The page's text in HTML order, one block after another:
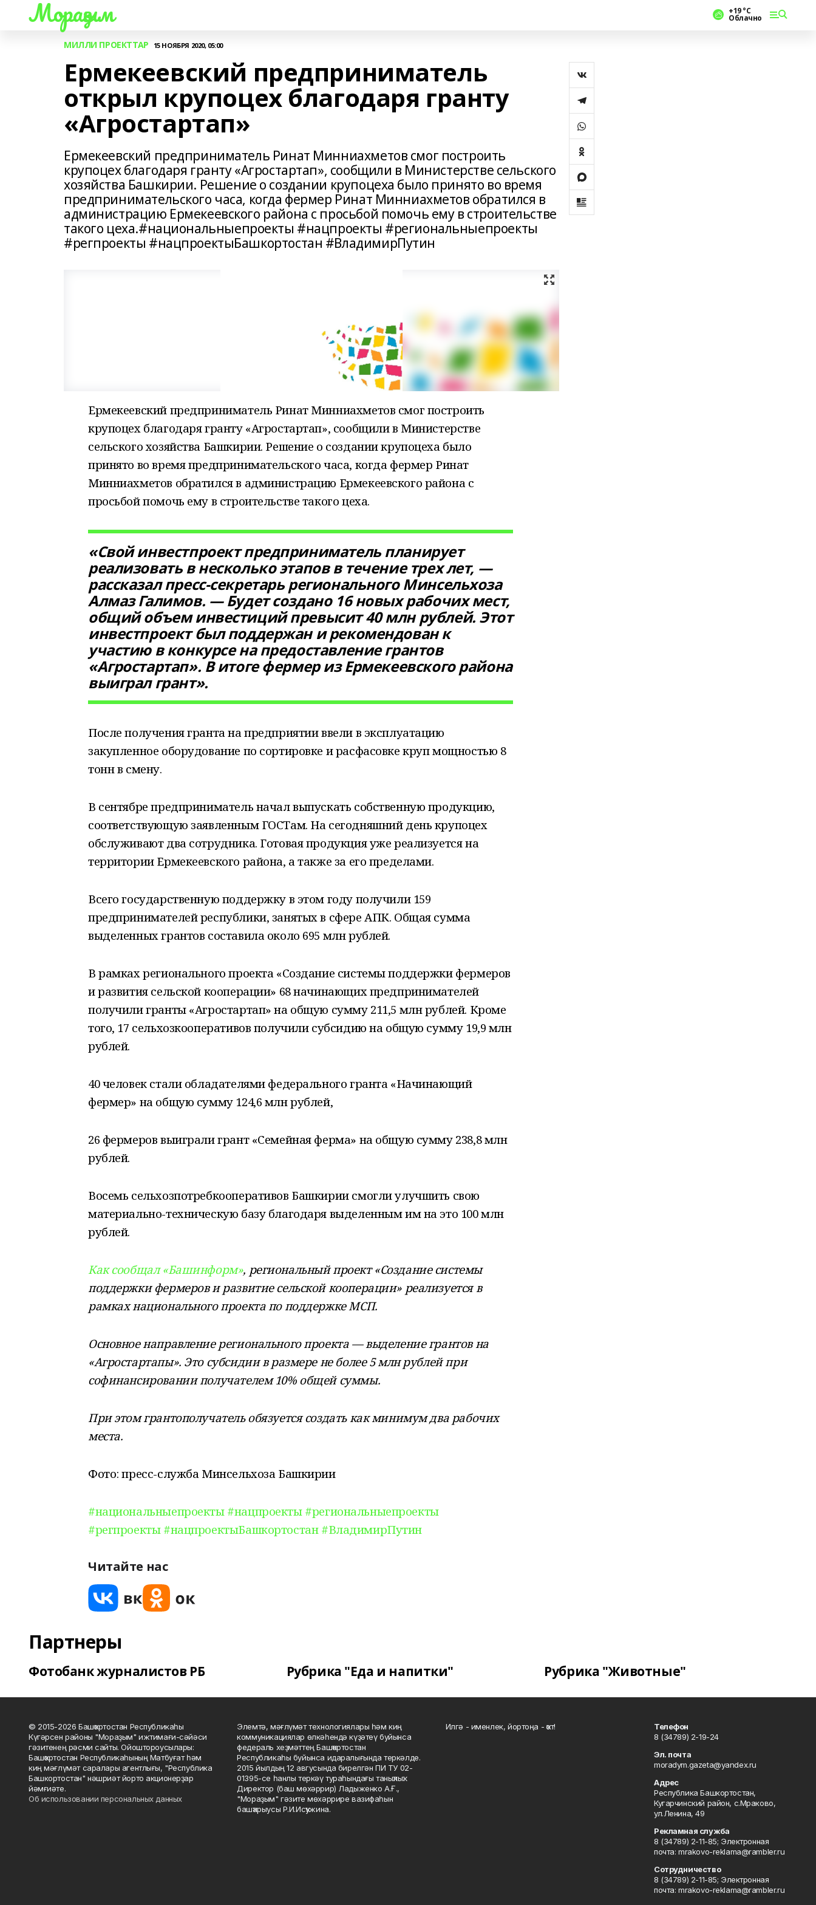
Мораҙым +19 °С
Облачно
МИЛЛИ ПРОЕКТТАР 15 НОЯБРЯ 2020, 05:00
Ермекеевский предприниматель
открыл крупоцех благодаря гранту
«Агростартап»
Ермекеевский предприниматель Ринат Минниахметов смог построить
крупоцех благодаря гранту «Агростартап», сообщили в Министерстве сельского
хозяйства Башкирии. Решение о создании крупоцеха было принято во время
предпринимательского часа, когда фермер Ринат Минниахметов обратился в
администрацию Ермекеевского района с просьбой помочь ему в строительстве
такого цеха.#национальныепроекты #нацпроекты #региональныепроекты
#регпроекты #нацпроектыБашкортостан #ВладимирПутин
Ермекеевский предприниматель Ринат Минниахметов смог построить
крупоцех благодаря гранту «Агростартап», сообщили в Министерстве
сельского хозяйства Башкирии. Решение о создании крупоцеха было
принято во время предпринимательского часа, когда фермер Ринат
Минниахметов обратился в администрацию Ермекеевского района с
просьбой помочь ему в строительстве такого цеха.
«Свой инвестпроект предприниматель планирует
реализовать в несколько этапов в течение трех лет, —
рассказал пресс-секретарь регионального Минсельхоза
Алмаз Галимов. — Будет создано 16 новых рабочих мест,
общий объем инвестиций превысит 40 млн рублей. Этот
инвестпроект был поддержан и рекомендован к
участию в конкурсе на предоставление грантов
«Агростартап». В итоге фермер из Ермекеевского района
выиграл грант».
После получения гранта на предприятии ввели в эксплуатацию
закупленное оборудование по сортировке и расфасовке круп мощностью 8
тонн в смену.
В сентябре предприниматель начал выпускать собственную продукцию,
соответствующую заявленным ГОСТам. На сегодняшний день крупоцех
обслуживают два сотрудника. Готовая продукция уже реализуется на
территории Ермекеевского района, а также за его пределами.
Всего государственную поддержку в этом году получили 159
предпринимателей республики, занятых в сфере АПК. Общая сумма
выделенных грантов составила около 695 млн рублей.
В рамках регионального проекта «Создание системы поддержки фермеров
и развития сельской кооперации» 68 начинающих предпринимателей
получили гранты «Агростартап» на общую сумму 211,5 млн рублей. Кроме
того, 17 сельхозкооперативов получили субсидию на общую сумму 19,9 млн
рублей.
40 человек стали обладателями федерального гранта «Начинающий
фермер» на общую сумму 124,6 млн рублей,
26 фермеров выиграли грант «Семейная ферма» на общую сумму 238,8 млн
рублей.
Восемь сельхозпотребкооперативов Башкирии смогли улучшить свою
материально-техническую базу благодаря выделенным им на это 100 млн
рублей.
Как сообщал «Башинформ», региональный проект «Создание системы
поддержки фермеров и развитие сельской кооперации» реализуется в
рамках национального проекта по поддержке МСП.
Основное направление регионального проекта — выделение грантов на
«Агростартапы». Это субсидии в размере не более 5 млн рублей при
софинансировании получателем 10% общей суммы.
При этом грантополучатель обязуется создать как минимум два рабочих
места.
Фото: пресс-служба Минсельхоза Башкирии
#национальныепроекты #нацпроекты #региональныепроекты
#регпроекты #нацпроектыБашкортостан #ВладимирПутин
Читайте нас
Партнеры
Фотобанк журналистов РБ Рубрика "Еда и напитки" Рубрика "Животные"
© 2015-2026 Башҡортостан Республикаһы
Күгәрсен районы "Мораҙым" ижтимағи-сәйәси
гәзитенең рәсми сайты. Ойоштороусылары:
Башҡортостан Республикаһының Матбуғат һәм
киң мәғлүмәт саралары агентлығы, "Республика
Башкортостан" нәшриәт йорто акционерҙар
йәмғиәте.
Об использовании персональных данных
Элемтә, мәғлүмәт технологиялары һәм киң
коммуникациялар өлкәһендә күҙәтеү буйынса
федераль хеҙмәттең Башҡортостан
Республикаһы буйынса идаралығында теркәлде.
2015 йылдың 12 авгусында бирелгән ПИ ТУ 02-
01395-се һанлы теркәү тураһындағы таныҡлыҡ.
Директор (баш мөхәррир) Ладыженко А.Ғ.,
"Мораҙым" гәзите мөхәррире вазифаһын
башҡарыусы Р.И.Исҡужина.
Илгә - именлек, йортоңа - ҡот!
Телефон
8 (34789) 2-19-24
Эл. почта
moradym.gazeta@yandex.ru
Адрес
Республика Башкортостан,
Кугарчинский район, с.Мраково,
ул.Ленина, 49
Рекламная служба
8 (34789) 2-11-85; Электронная
почта: mrakovo-reklama@rambler.ru
Сотрудничество
8 (34789) 2-11-85; Электронная
почта: mrakovo-reklama@rambler.ru